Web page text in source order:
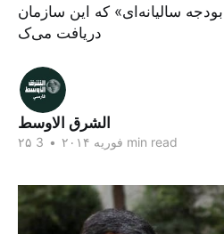
سالیانه‌ای» که این سازمان
دریافت می‌ک
الشرق الاوسط
۲۵ فوریه ۲۰۱۴ • 3 min read